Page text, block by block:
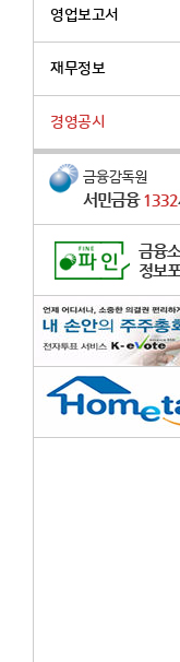
영업보고서
재무정보
경영공시